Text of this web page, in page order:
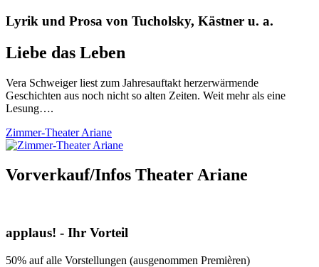
Lyrik und Prosa von Tucholsky, Kästner u. a.
Liebe das Leben
Vera Schweiger liest zum Jahresauftakt herzerwärmende
Geschichten aus noch nicht so alten Zeiten. Weit mehr als eine
Lesung….
Zimmer-Theater Ariane
Vorverkauf/Infos Theater Ariane
applaus! - Ihr Vorteil
50% auf alle Vorstellungen (ausgenommen Premièren)